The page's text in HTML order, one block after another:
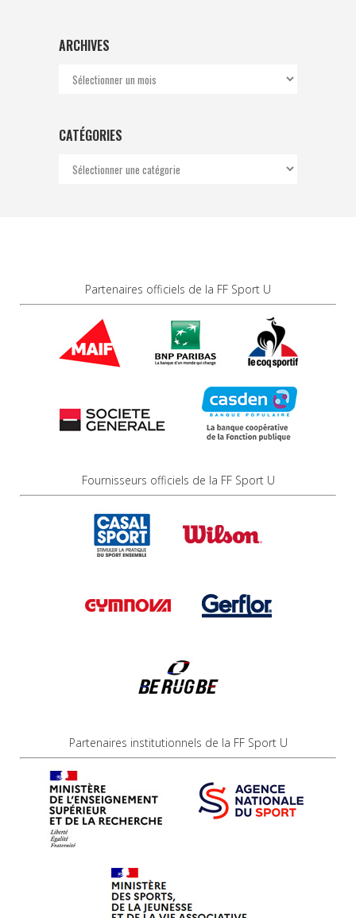
ARCHIVES
Archives
CATÉGORIES
Catégories
Partenaires officiels de la FF Sport U
Fournisseurs officiels de la FF Sport U
Partenaires institutionnels de la FF Sport U